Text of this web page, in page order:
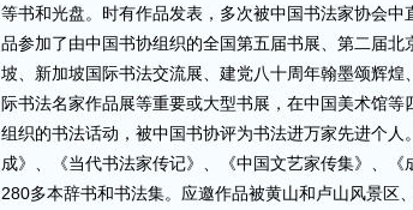
等书和光盘。时有作品发表，多次被中国书法家协会
品参加了由中国书协组织的全国第五届书展、第二届
坡、新加坡国际书法交流展、建党八十周年翰墨颂辉
际书法名家作品展等重要或大型书展，在中国美术馆
组织的书法话动，被中国书协评为书法进万家先进个
成》、《当代书法家传记》、《中国文艺家传集》、
280多本辞书和书法集。应邀作品被黄山和卢山风景区